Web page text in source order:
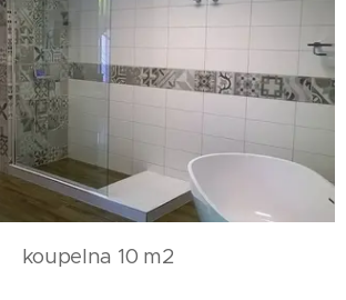
koupelna 10 m2